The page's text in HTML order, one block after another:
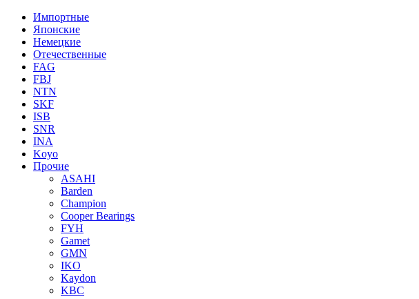
Импортные
Японские
Немецкие
Отечественные
FAG
FBJ
NTN
SKF
ISB
SNR
INA
Koyo
Прочие
ASAHI
Barden
Champion
Cooper Bearings
FYH
Gamet
GMN
IKO
Kaydon
KBC